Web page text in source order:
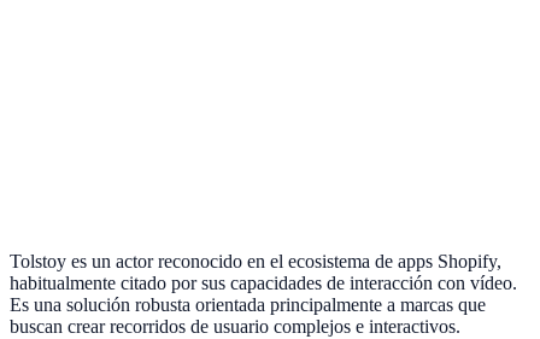
Tolstoy es un actor reconocido en el ecosistema de apps Shopify,
habitualmente citado por sus capacidades de interacción con vídeo.
Es una solución robusta orientada principalmente a marcas que
buscan crear recorridos de usuario complejos e interactivos.